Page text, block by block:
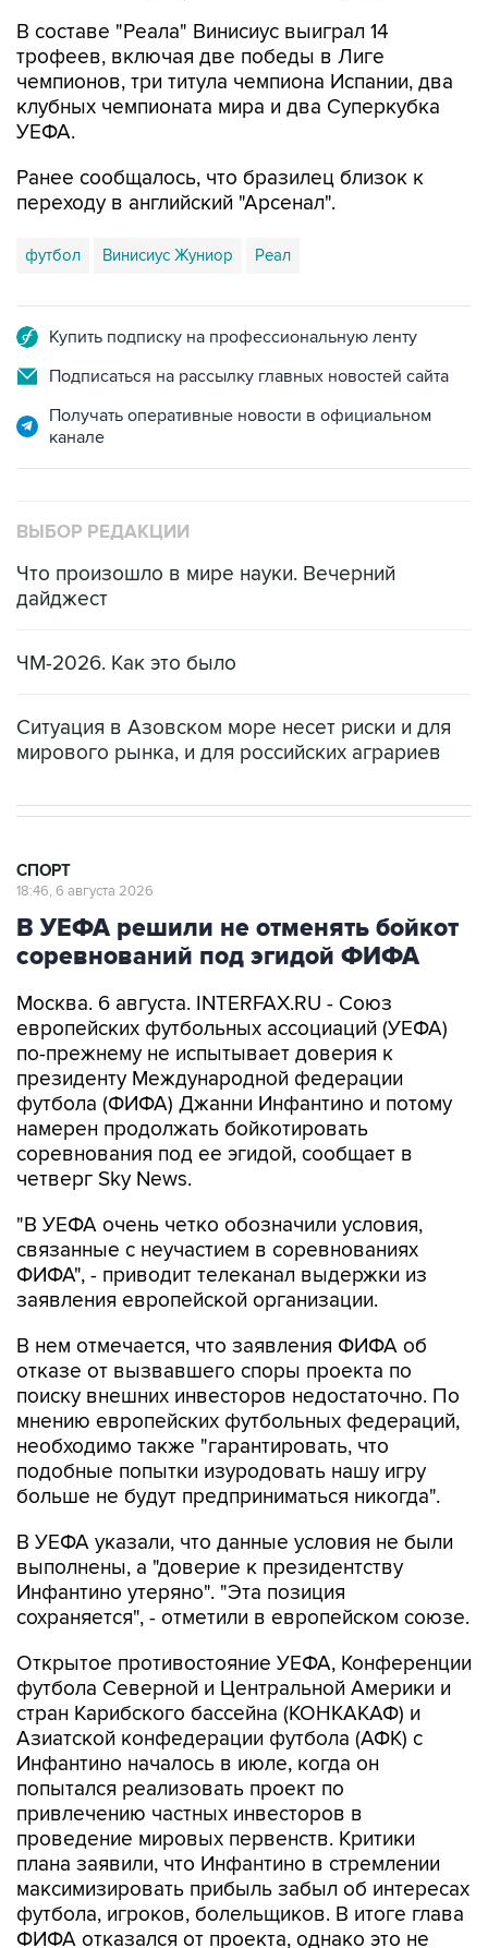
В составе "Реала" Винисиус выиграл 14
трофеев, включая две победы в Лиге
чемпионов, три титула чемпиона Испании, два
клубных чемпионата мира и два Суперкубка
УЕФА.
Ранее сообщалось, что бразилец близок к
переходу в английский "Арсенал".
футбол Винисиус Жуниор Реал
Купить подписку на профессиональную ленту
Подписаться на рассылку главных новостей сайта
Получать оперативные новости в официальном
канале
ВЫБОР РЕДАКЦИИ
Что произошло в мире науки. Вечерний
дайджест
ЧМ-2026. Как это было
Ситуация в Азовском море несет риски и для
мирового рынка, и для российских аграриев
СПОРТ
18:46, 6 августа 2026
В УЕФА решили не отменять бойкот
соревнований под эгидой ФИФА
Москва. 6 августа. INTERFAX.RU - Союз
европейских футбольных ассоциаций (УЕФА)
по-прежнему не испытывает доверия к
президенту Международной федерации
футбола (ФИФА) Джанни Инфантино и потому
намерен продолжать бойкотировать
соревнования под ее эгидой, сообщает в
четверг Sky News.
"В УЕФА очень четко обозначили условия,
связанные с неучастием в соревнованиях
ФИФА", - приводит телеканал выдержки из
заявления европейской организации.
В нем отмечается, что заявления ФИФА об
отказе от вызвавшего споры проекта по
поиску внешних инвесторов недостаточно. По
мнению европейских футбольных федераций,
необходимо также "гарантировать, что
подобные попытки изуродовать нашу игру
больше не будут предприниматься никогда".
В УЕФА указали, что данные условия не были
выполнены, а "доверие к президентству
Инфантино утеряно". "Эта позиция
сохраняется", - отметили в европейском союзе.
Открытое противостояние УЕФА, Конференции
футбола Северной и Центральной Америки и
стран Карибского бассейна (КОНКАКАФ) и
Азиатской конфедерации футбола (АФК) с
Инфантино началось в июле, когда он
попытался реализовать проект по
привлечению частных инвесторов в
проведение мировых первенств. Критики
плана заявили, что Инфантино в стремлении
максимизировать прибыль забыл об интересах
футбола, игроков, болельщиков. В итоге глава
ФИФА отказался от проекта, однако это не